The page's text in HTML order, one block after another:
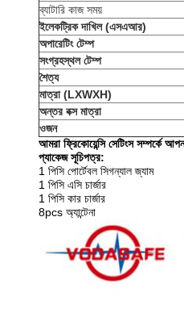
ব্যাটারি কাজ সময়
ইলেকট্রিক দাখিল (এসএআর)
অপারেটিং টেম্প
সংগ্রহস্থল টেম্প
শৈত্য
মাত্রা (LXWXH)
অন্তর বক্স মাত্রা
ওজন
আমরা ফ্রিকোয়েন্সি সেটিংস সম্পর্কে
প্যাকেজ সূচিপত্র:
1 পিসি পোর্টেবল সিগন্যাল জ্যাম
1 পিসি এসি চার্জার
1 পিসি কার চার্জার
8pcs অ্যান্টেনা